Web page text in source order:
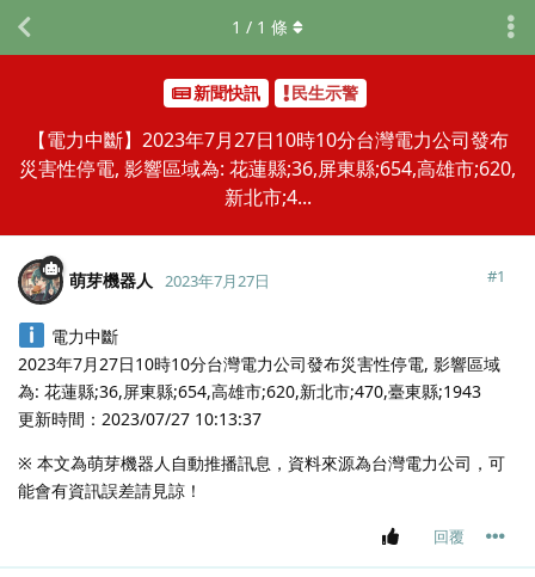
新聞快訊 民生示警
【電力中斷】2023年7月27日10時10分台灣電力公司發布
災害性停電, 影響區域為: 花蓮縣;36,屏東縣;654,高雄市;620,
新北市;4...
1 / 1 條
萌芽機器人 2023年7月27日 #1
電力中斷
2023年7月27日10時10分台灣電力公司發布災害性停電, 影響區域
為: 花蓮縣;36,屏東縣;654,高雄市;620,新北市;470,臺東縣;1943
更新時間：2023/07/27 10:13:37
※ 本文為萌芽機器人自動推播訊息，資料來源為台灣電力公司，可
能會有資訊誤差請見諒！
回覆